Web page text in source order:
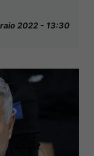
2022 - 13:30